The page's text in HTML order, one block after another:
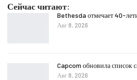
Сейчас читают:
Bethesda отмечает 40-
Авг 8, 2026
Capcom обновила список
Авг 8, 2026